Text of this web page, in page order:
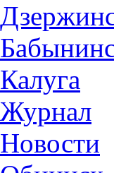
Калуга
Журнал
Новости